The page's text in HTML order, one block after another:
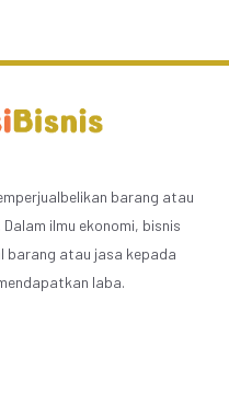
barang atau
ilmu ekonomi, bisnis
barang atau jasa kepada
laba.